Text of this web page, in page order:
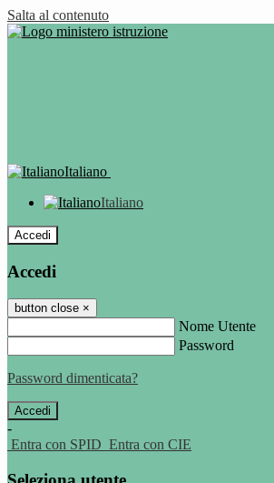
Salta al contenuto
Italiano
Italiano
Accedi
Accedi
button close ×
Nome Utente
Password
Password dimenticata?
-
Entra con SPID Entra con CIE